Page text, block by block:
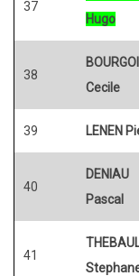
37
Hugo
38
Cecile
39 LENEN
40
DENIAU
Pascal
41